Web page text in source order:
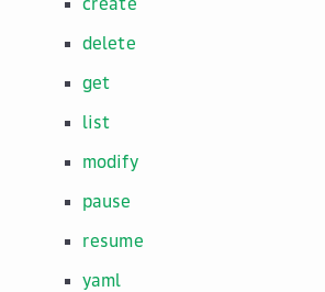
delete
get
list
modify
pause
resume
yaml